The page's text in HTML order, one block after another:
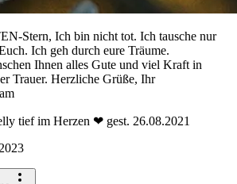
Stern, Ich bin nicht tot. Ich tausche nur
Ich geh durch eure Träume.
Ihnen alles Gute und viel Kraft in
Trauer. Herzliche Grüße, Ihr
tief im Herzen ❤ gest. 26.08.2021